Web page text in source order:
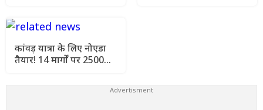
कांवड़ यात्रा के लिए नोएडा
तैयार! 14 मार्गों पर 2500